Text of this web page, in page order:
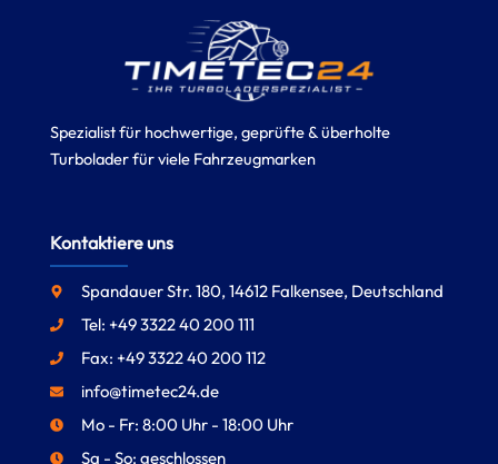
Spezialist für hochwertige, geprüfte & überholte
Turbolader für viele Fahrzeugmarken
Kontaktiere uns
Spandauer Str. 180, 14612 Falkensee, Deutschland
Tel: +49 3322 40 200 111
Fax: +49 3322 40 200 112
info@timetec24.de
Mo - Fr: 8:00 Uhr - 18:00 Uhr
Sa - So: geschlossen